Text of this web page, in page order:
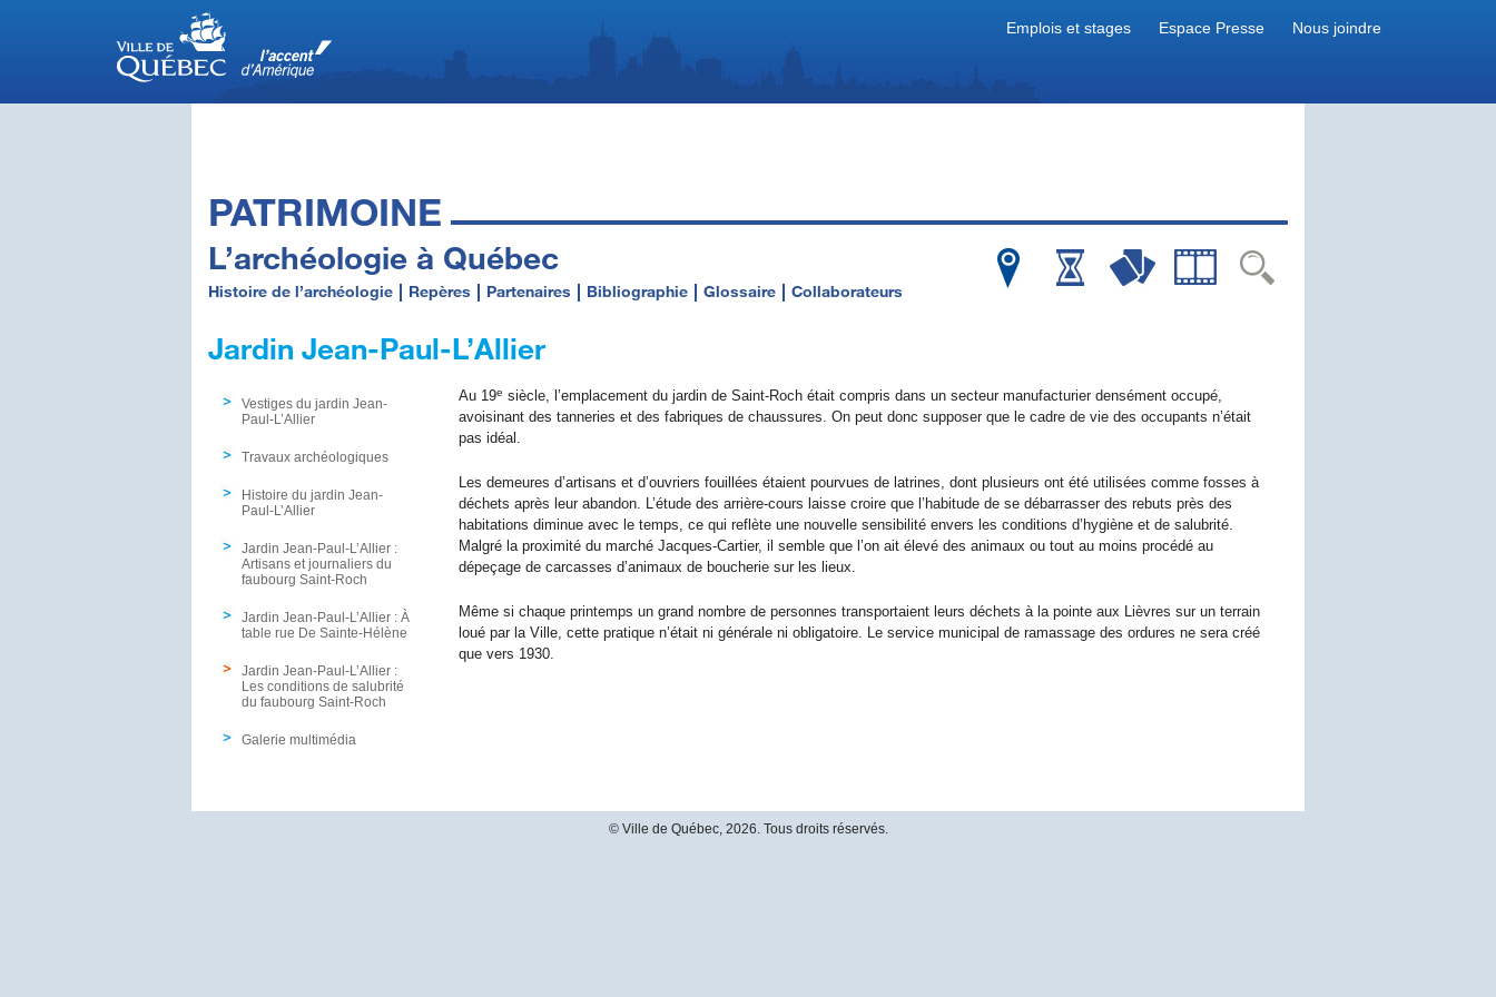
Emplois et stages Espace Presse Nous joindre
PATRIMOINE
L’archéologie à Québec
Histoire de l’archéologie Repères Partenaires Bibliographie Glossaire Collaborateurs
Jardin Jean-Paul-L’Allier
Vestiges du jardin Jean-
Paul-L’Allier
Travaux archéologiques
Histoire du jardin Jean-
Paul-L’Allier
Jardin Jean-Paul-L’Allier :
Artisans et journaliers du
faubourg Saint-Roch
Jardin Jean-Paul-L’Allier : À
table rue De Sainte-Hélène
Jardin Jean-Paul-L’Allier :
Les conditions de salubrité
du faubourg Saint-Roch
Galerie multimédia
Au 19e siècle, l’emplacement du jardin de Saint-Roch était compris dans un secteur manufacturier densément occupé,
avoisinant des tanneries et des fabriques de chaussures. On peut donc supposer que le cadre de vie des occupants n’était
pas idéal.
Les demeures d’artisans et d’ouvriers fouillées étaient pourvues de latrines, dont plusieurs ont été utilisées comme fosses à
déchets après leur abandon. L’étude des arrière-cours laisse croire que l’habitude de se débarrasser des rebuts près des
habitations diminue avec le temps, ce qui reflète une nouvelle sensibilité envers les conditions d’hygiène et de salubrité.
Malgré la proximité du marché Jacques-Cartier, il semble que l’on ait élevé des animaux ou tout au moins procédé au
dépeçage de carcasses d’animaux de boucherie sur les lieux.
Même si chaque printemps un grand nombre de personnes transportaient leurs déchets à la pointe aux Lièvres sur un terrain
loué par la Ville, cette pratique n’était ni générale ni obligatoire. Le service municipal de ramassage des ordures ne sera créé
que vers 1930.
© Ville de Québec, 2026. Tous droits réservés.